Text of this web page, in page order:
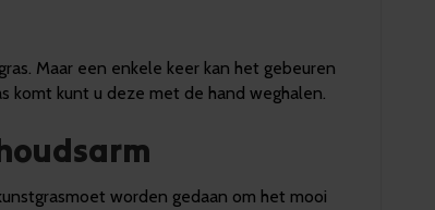
Maar een enkele keer kan het gebeuren
komt kunt u deze met de hand weghalen.
worden gedaan om het mooi